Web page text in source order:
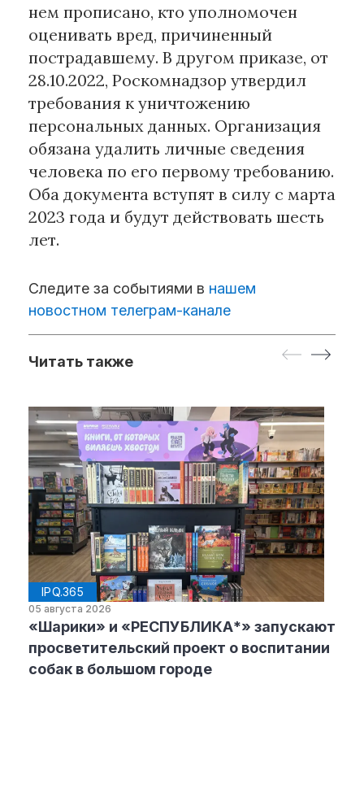
нем прописано, кто уполномочен
оценивать вред, причиненный
пострадавшему. В другом приказе, от
28.10.2022, Роскомнадзор утвердил
требования к уничтожению
персональных данных. Организация
обязана удалить личные сведения
человека по его первому требованию.
Оба документа вступят в силу с марта
2023 года и будут действовать шесть
лет.
Следите за событиями в нашем
новостном телеграм-канале
Читать также
IPQ.365
05 августа 2026
«Шарики» и «РЕСПУБЛИКА*» запускают
просветительский проект о воспитании
собак в большом городе